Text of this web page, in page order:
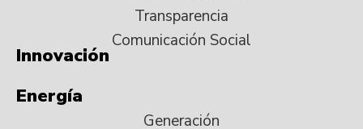
Transparencia
Comunicación Social
Innovación
Energía
Generación